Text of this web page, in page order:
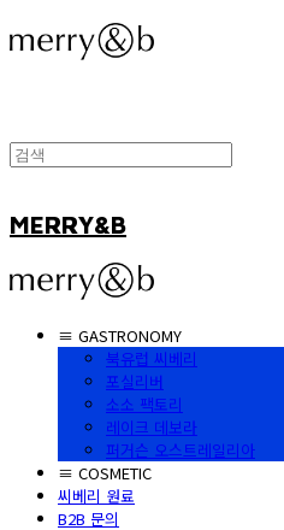
MERRY&B
≡ GASTRONOMY
북유럽 씨베리
포실리버
소소 팩토리
레이크 데보라
퍼거슨 오스트레일리아
≡ COSMETIC
씨베리 원료
B2B 문의